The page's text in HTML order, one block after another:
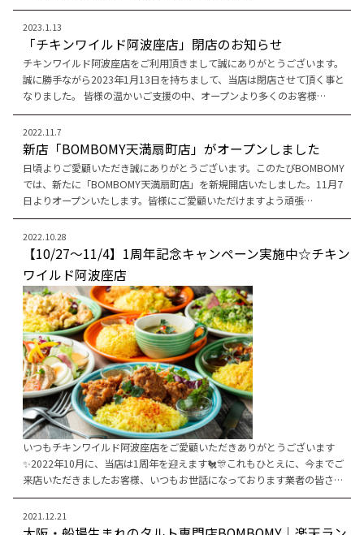
2023.1.13
「チキンワイルド阿波座店」閉店のお知らせ
チキンワイルド阿波座店をご利用頂きまして誠にありがとうございます。
誠に勝手ながら2023年1月13日を持ちまして、当店は閉店させて頂く事と
なりました。 皆様の温かいご支援の中、オープンより多くのお客様…
2022.11.7
新店「BOMBOMY天満扇町店」がオープンしました
日頃よりご愛顧いただき誠にありがとうございます。このたびBOMBOMY
では、新たに「BOMBOMY天満扇町店」を新規開店いたしました。11月7
日よりオープンいたします。皆様にご愛顧いただけますよう頑張…
2022.10.28
【10/27～11/4】1周年記念キャンペーン実施中☆チキン
ワイルド阿波座店
いつもチキンワイルド阿波座店をご愛顧いただきありがとうございます
✨2022年10月に、当店は1周年を迎えます🐔🎊これもひとえに、今までご
来店いただきましたお客様、いつもお世話になっております業者の皆さ…
2021.12.21